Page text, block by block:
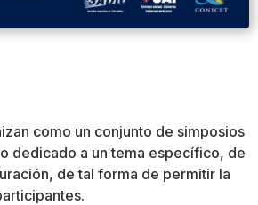
como un conjunto de simposios
dedicado a un tema específico, de
de tal forma de permitir la